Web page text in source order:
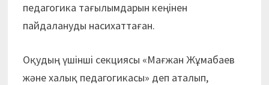
педагогика тағылымдарын кеңінен
пайдалануды насихаттаған.
Оқудың үшінші секциясы «Мағжан Жұмабаев
және халық педагогикасы» деп аталып,